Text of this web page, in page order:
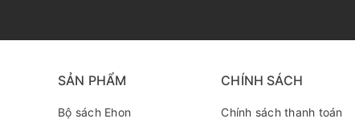
SẢN PHẨM
Bộ sách Ehon
CHÍNH SÁCH
Chính sách thanh toán